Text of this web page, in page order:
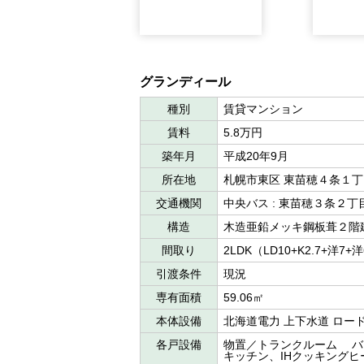
グランディール
種別
賃貸マンション
賃料
5.8万円
築年月
平成20年9月
所在地
札幌市東区 東苗穂４条１
交通機関
中央バス : 東苗穂３条２丁
構造
木造亜鉛メッキ鋼板葺２階
間取り
2LDK（LD10+K2.7+洋7+
引渡条件
現況
専有面積
59.06㎡
本体設備
北海道電力 上下水道 ロー
各戸設備
物置／トランクルーム
キッチン、IHクッキング